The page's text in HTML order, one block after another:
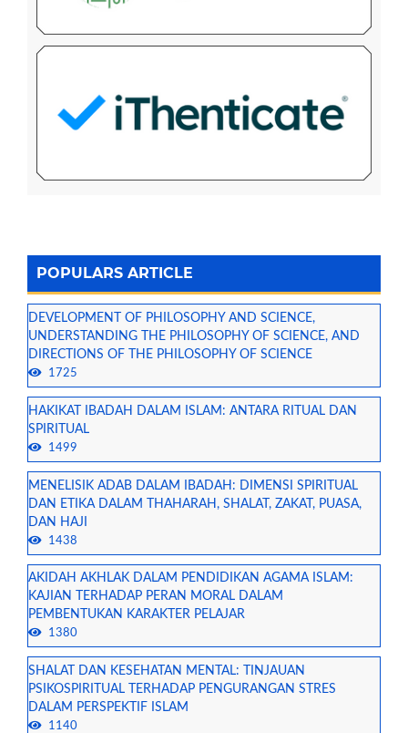
POPULARS ARTICLE
DEVELOPMENT OF PHILOSOPHY AND SCIENCE,
UNDERSTANDING THE PHILOSOPHY OF SCIENCE, AND
DIRECTIONS OF THE PHILOSOPHY OF SCIENCE
1725
HAKIKAT IBADAH DALAM ISLAM: ANTARA RITUAL DAN
SPIRITUAL
1499
MENELISIK ADAB DALAM IBADAH: DIMENSI SPIRITUAL
DAN ETIKA DALAM THAHARAH, SHALAT, ZAKAT, PUASA,
DAN HAJI
1438
AKIDAH AKHLAK DALAM PENDIDIKAN AGAMA ISLAM:
KAJIAN TERHADAP PERAN MORAL DALAM
PEMBENTUKAN KARAKTER PELAJAR
1380
SHALAT DAN KESEHATAN MENTAL: TINJAUAN
PSIKOSPIRITUAL TERHADAP PENGURANGAN STRES
DALAM PERSPEKTIF ISLAM
1140